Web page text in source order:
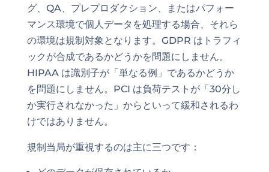
グ、QA、プレプロダクション、またはパフォー
マンス環境で個人データを処理する場合、それら
の環境は規制対象となります。GDPR はトラフィ
ックが合成であるかどうかを問題にしません。
HIPAA は識別子が「単なる例」であるかどうか
を問題にしません。PCI は負荷テストが「30分し
か実行されなかった」からといって緩和されるわ
けではありません。
規制当局が重視するのは主に三つです：